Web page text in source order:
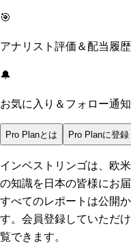
🎯
アナリスト評価＆配当履歴
🔔
お気に入り＆フォロー通知
Pro Planとは Pro Planに登録
インベストリンゴは、欧
の知識を日本の皆様にお
すべてのレポートは公開
す。会員登録していただ
覧できます。